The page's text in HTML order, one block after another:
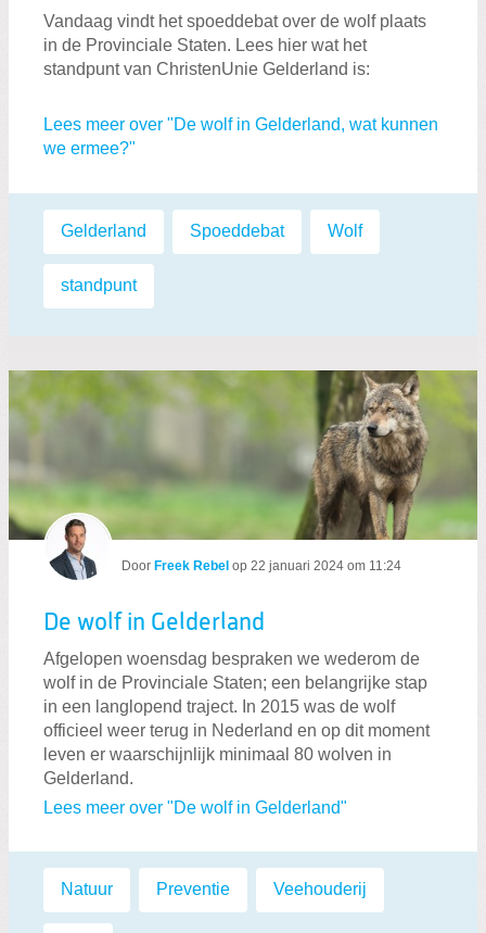
Vandaag vindt het spoeddebat over de wolf plaats
in de Provinciale Staten. Lees hier wat het
standpunt van ChristenUnie Gelderland is:
Lees meer over "De wolf in Gelderland, wat kunnen
we ermee?"
Labels:
Gelderland Spoeddebat Wolf
standpunt
Door Freek Rebel op 22 januari 2024 om 11:24
De wolf in Gelderland
Afgelopen woensdag bespraken we wederom de
wolf in de Provinciale Staten; een belangrijke stap
in een langlopend traject. In 2015 was de wolf
officieel weer terug in Nederland en op dit moment
leven er waarschijnlijk minimaal 80 wolven in
Gelderland.
Lees meer over "De wolf in Gelderland"
Labels:
Natuur Preventie Veehouderij